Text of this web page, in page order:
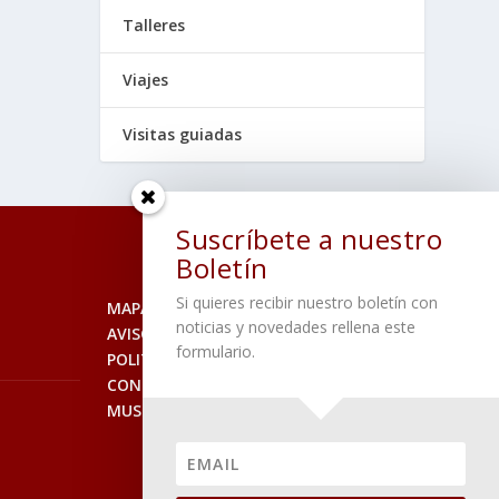
Talleres
Viajes
Visitas guiadas
MAPA DEL SITIO
AVISO LEGAL
POLITICA DE PRIVACIDAD
CONTACTO
MUSEO
Suscríbete a nuestro
Boletín
Si quieres recibir nuestro boletín con
noticias y novedades rellena este
formulario.